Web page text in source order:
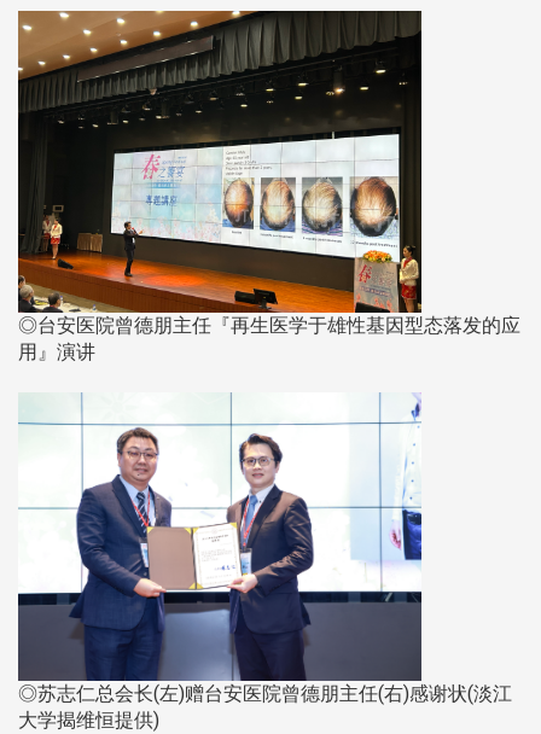
◎台安医院曾德朋主任『再生医学于雄性基因型态落发的应
用』演讲
◎苏志仁总会长(左)赠台安医院曾德朋主任(右)感谢状(淡江
大学揭维恒提供)